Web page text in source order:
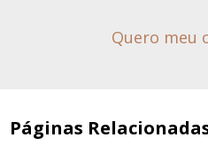
Quero meu
Páginas